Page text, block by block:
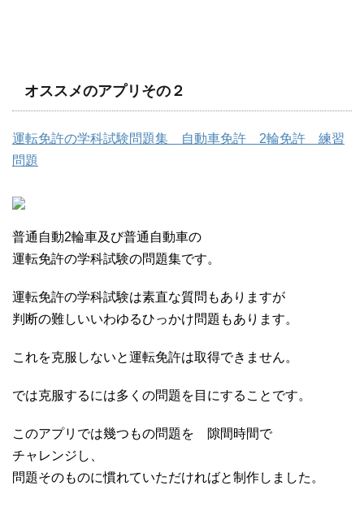
オススメのアプリその２
運転免許の学科試験問題集 自動車免許 2輪免許 練習
問題
普通自動2輪車及び普通自動車の
運転免許の学科試験の問題集です。
運転免許の学科試験は素直な質問もありますが
判断の難しいいわゆるひっかけ問題もあります。
これを克服しないと運転免許は取得できません。
では克服するには多くの問題を目にすることです。
このアプリでは幾つもの問題を 隙間時間で
チャレンジし、
問題そのものに慣れていただければと制作しました。